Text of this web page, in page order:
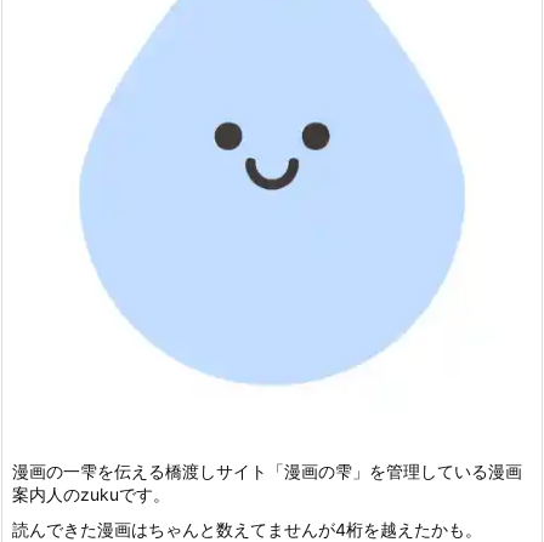
漫画の一雫を伝える橋渡しサイト「漫画の雫」を管理している漫画
案内人のzukuです。
読んできた漫画はちゃんと数えてませんが4桁を越えたかも。